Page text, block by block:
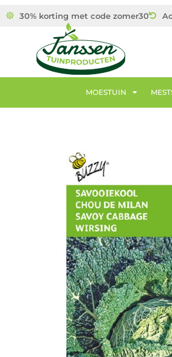
30% korting met code zomer30
MOESTUIN